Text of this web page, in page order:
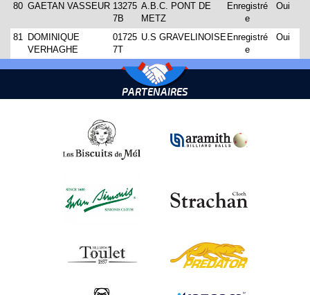
80 GAETAN VASSEUR 13275
7B
A.B.C. PONT DE
METZ
Enregistré
e
Oui
81
DOMINIQUE
VERHAGHE
01725
7T
U.S GRAVELINOISE Enregistré
e
Oui
PARTENAIRES